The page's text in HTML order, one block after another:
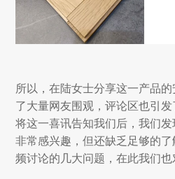
所以，在陆女士分享这一产品
了大量网友围观，评论区也引
将这一喜讯告知我们后，我们
非常感兴趣，但还缺乏足够的
频讨论的几大问题，在此我们也